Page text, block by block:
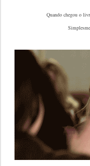
Quando chegou o